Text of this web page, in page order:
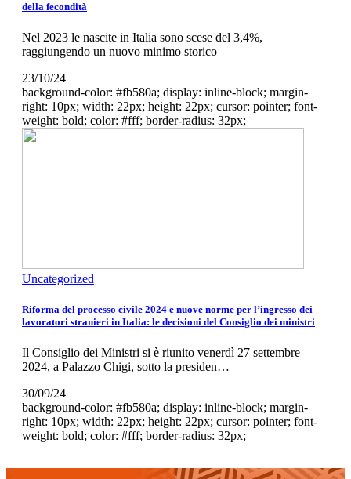
della fecondità
Nel 2023 le nascite in Italia sono scese del 3,4%,
raggiungendo un nuovo minimo storico
23/10/24
background-color: #fb580a; display: inline-block; margin-
right: 10px; width: 22px; height: 22px; cursor: pointer; font-
weight: bold; color: #fff; border-radius: 32px;
Uncategorized
Riforma del processo civile 2024 e nuove norme per l’ingresso dei
lavoratori stranieri in Italia: le decisioni del Consiglio dei ministri
Il Consiglio dei Ministri si è riunito venerdì 27 settembre
2024, a Palazzo Chigi, sotto la presiden…
30/09/24
background-color: #fb580a; display: inline-block; margin-
right: 10px; width: 22px; height: 22px; cursor: pointer; font-
weight: bold; color: #fff; border-radius: 32px;